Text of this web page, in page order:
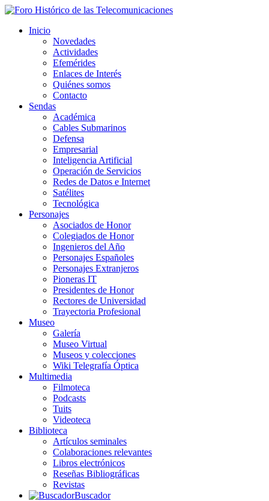
Inicio
Novedades
Actividades
Efemérides
Enlaces de Interés
Quiénes somos
Contacto
Sendas
Académica
Cables Submarinos
Defensa
Empresarial
Inteligencia Artificial
Operación de Servicios
Redes de Datos e Internet
Satélites
Tecnológica
Personajes
Asociados de Honor
Colegiados de Honor
Ingenieros del Año
Personajes Españoles
Personajes Extranjeros
Pioneras IT
Presidentes de Honor
Rectores de Universidad
Trayectoria Profesional
Museo
Galería
Museo Virtual
Museos y colecciones
Wiki Telegrafía Óptica
Multimedia
Filmoteca
Podcasts
Tuits
Videoteca
Biblioteca
Artículos seminales
Colaboraciones relevantes
Libros electrónicos
Reseñas Bibliográficas
Revistas
Buscador